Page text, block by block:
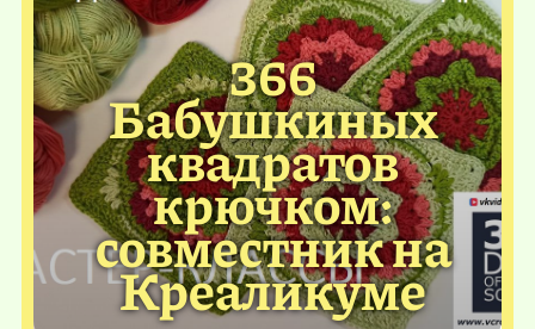
366
Бабушкиных
квадратов
крючком:
совместник на
Креаликуме